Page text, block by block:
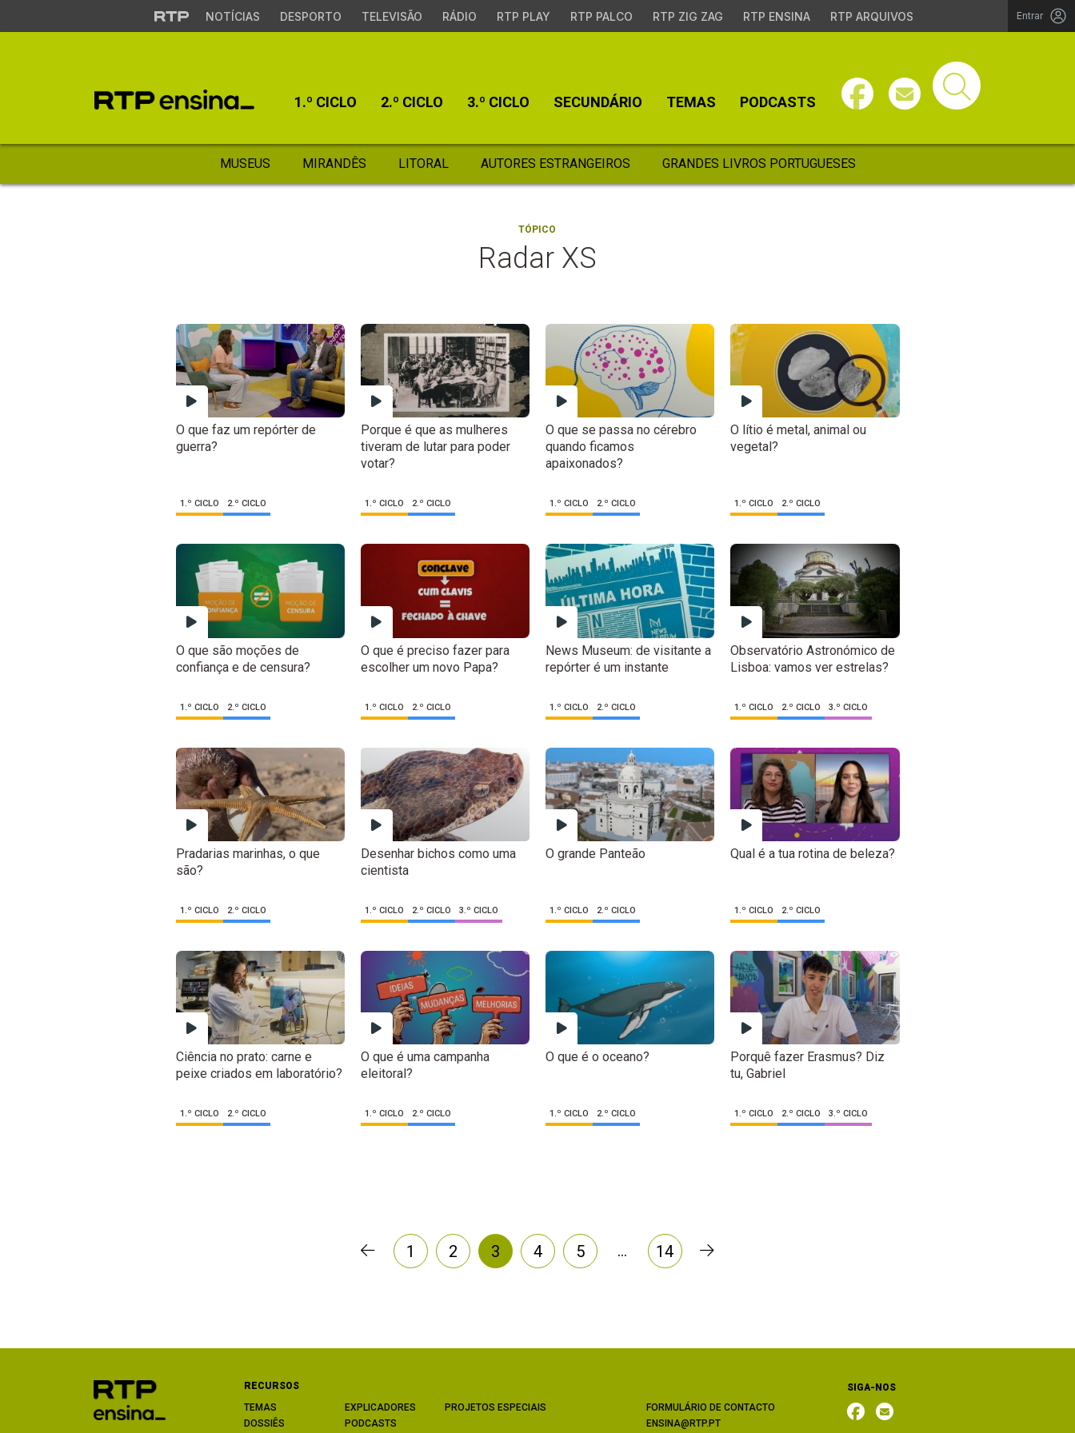
NOTÍCIAS DESPORTO TELEVISÃO RÁDIO RTP PLAY RTP PALCO RTP ZIG ZAG RTP ENSINA RTP ARQUIVOS Entrar
1.º CICLO 2.º CICLO 3.º CICLO SECUNDÁRIO TEMAS PODCASTS
MUSEUS MIRANDÊS LITORAL AUTORES ESTRANGEIROS GRANDES LIVROS PORTUGUESES
TÓPICO
Radar XS
O que faz um repórter de
guerra?
1.º CICLO 2.º CICLO
Porque é que as mulheres
tiveram de lutar para poder
votar?
1.º CICLO 2.º CICLO
O que se passa no cérebro
quando ficamos
apaixonados?
1.º CICLO 2.º CICLO
O lítio é metal, animal ou
vegetal?
1.º CICLO 2.º CICLO
O que são moções de
confiança e de censura?
1.º CICLO 2.º CICLO
O que é preciso fazer para
escolher um novo Papa?
1.º CICLO 2.º CICLO
News Museum: de visitante a
repórter é um instante
1.º CICLO 2.º CICLO
Observatório Astronómico de
Lisboa: vamos ver estrelas?
1.º CICLO 2.º CICLO 3.º CICLO
Pradarias marinhas, o que
são?
1.º CICLO 2.º CICLO
Desenhar bichos como uma
cientista
1.º CICLO 2.º CICLO 3.º CICLO
O grande Panteão
1.º CICLO 2.º CICLO
Qual é a tua rotina de beleza?
1.º CICLO 2.º CICLO
Ciência no prato: carne e
peixe criados em laboratório?
1.º CICLO 2.º CICLO
O que é uma campanha
eleitoral?
1.º CICLO 2.º CICLO
O que é o oceano?
1.º CICLO 2.º CICLO
Porquê fazer Erasmus? Diz
tu, Gabriel
1.º CICLO 2.º CICLO 3.º CICLO
1 2 3 4 5 … 14
RECURSOS
TEMAS
DOSSIÊS
EXPLICADORES
PODCASTS
PROJETOS ESPECIAIS
FORMULÁRIO DE CONTACTO
ENSINA@RTP.PT
SIGA-NOS